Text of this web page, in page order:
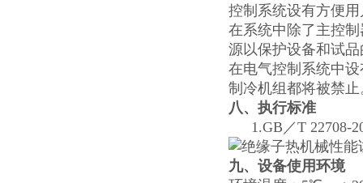
控制系统设有方便
在系统中除了主控
源以保护设备和试
在电气控制系统中
制冷机组都将被禁止
八、执行标准
1.GB／T 22708-
九、设备使用环境